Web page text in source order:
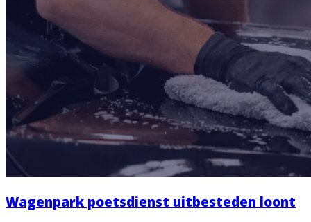
Wagenpark poetsdienst uitbesteden loont